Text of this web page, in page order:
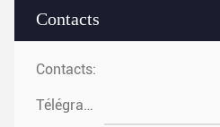
Contacts
Contacts:
Télégramme: